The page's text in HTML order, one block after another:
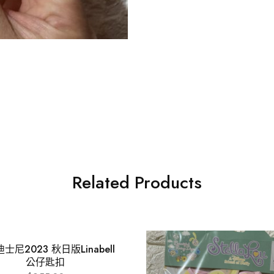
Related Products
士尼2023 秋日版Linabell
公仔匙扣